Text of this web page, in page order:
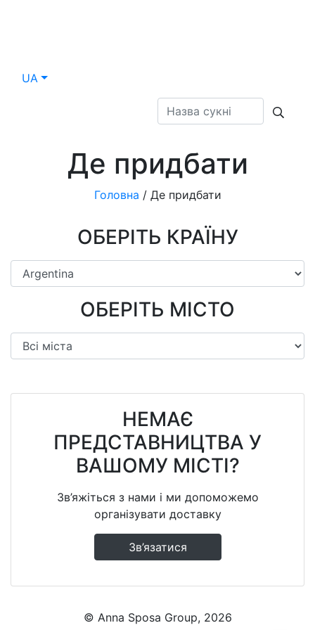
UA
Де придбати
Головна / Де придбати
ОБЕРІТЬ КРАЇНУ
ОБЕРІТЬ МІСТО
НЕМАЄ
ПРЕДСТАВНИЦТВА У
ВАШОМУ МІСТІ?
Зв’яжіться з нами і ми допоможемо
організувати доставку
Зв’язатися
© Anna Sposa Group, 2026